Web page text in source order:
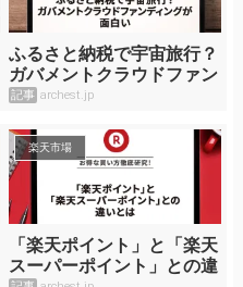
ふるさと納税で宇宙旅行？
ガバメントクラウドファン
ディングが面白い
記事 archest.jp
楽天市場
「楽天ポイント」と「楽天
スーパーポイント」との違